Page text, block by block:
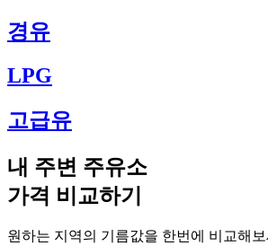
경유
LPG
고급유
내 주변 주유소
가격 비교하기
원하는 지역의 기름값을 한번에 비교해